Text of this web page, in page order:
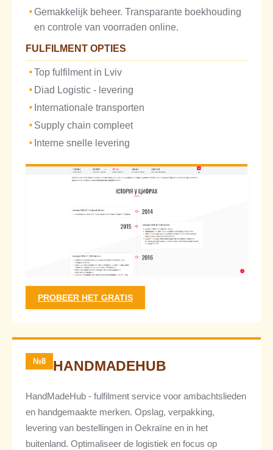
Gemakkelijk beheer. Transparante boekhouding
en controle van voorraden online.
FULFILMENT OPTIES
Top fulfilment in Lviv
Diad Logistic - levering
Internationale transporten
Supply chain compleet
Interne snelle levering
PROBEER HET GRATIS
№8 HANDMADEHUB
HandMadeHub - fulfilment service voor ambachtslieden
en handgemaakte merken. Opslag, verpakking,
levering van bestellingen in Oekraïne en in het
buitenland. Optimaliseer de logistiek en focus op